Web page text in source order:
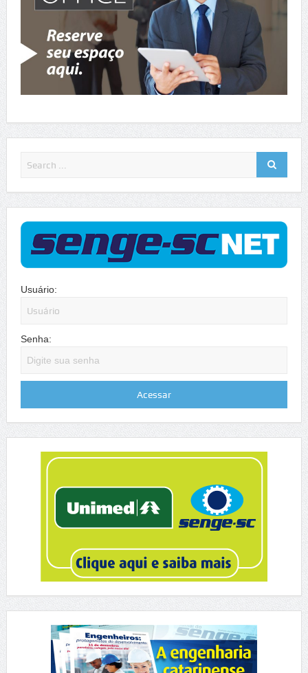
Usuário:
Senha: